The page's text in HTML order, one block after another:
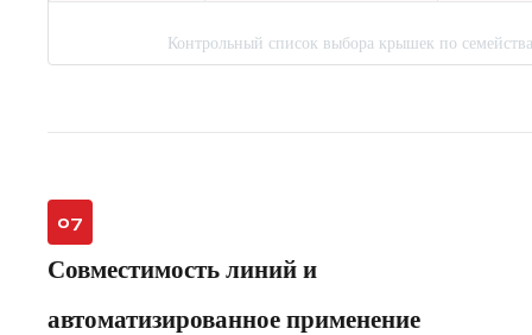
Контрольный список выбора крышек по
07
Совместимость линий и
автоматизированное применение